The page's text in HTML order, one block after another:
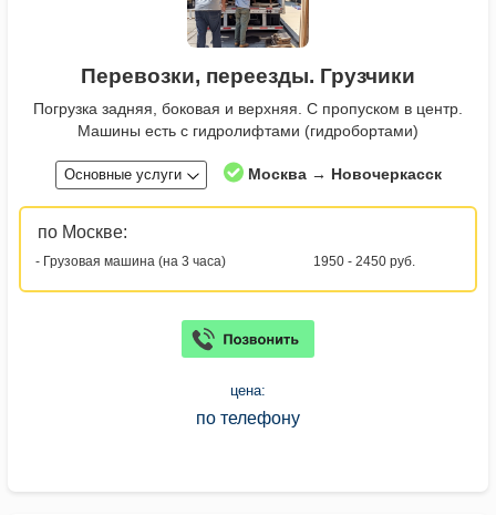
Перевозки, переезды. Грузчики
Погрузка задняя, боковая и верхняя. С пропуском в центр.
Машины есть с гидролифтами (гидробортами)
Основные услуги Москва → Новочеркасск
по Москве:
- Грузовая машина (на 3 часа) 1950 - 2450 руб.
цена:
по телефону